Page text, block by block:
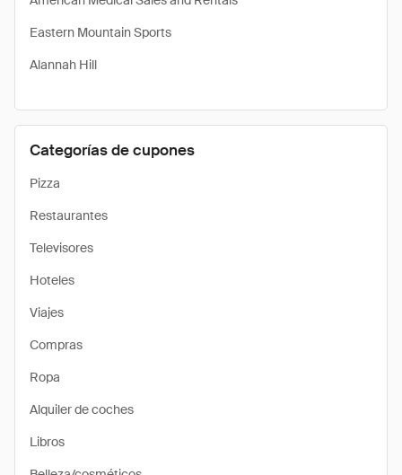
Eastern Mountain Sports
Alannah Hill
Categorías de cupones
Pizza
Restaurantes
Televisores
Hoteles
Viajes
Compras
Ropa
Alquiler de coches
Libros